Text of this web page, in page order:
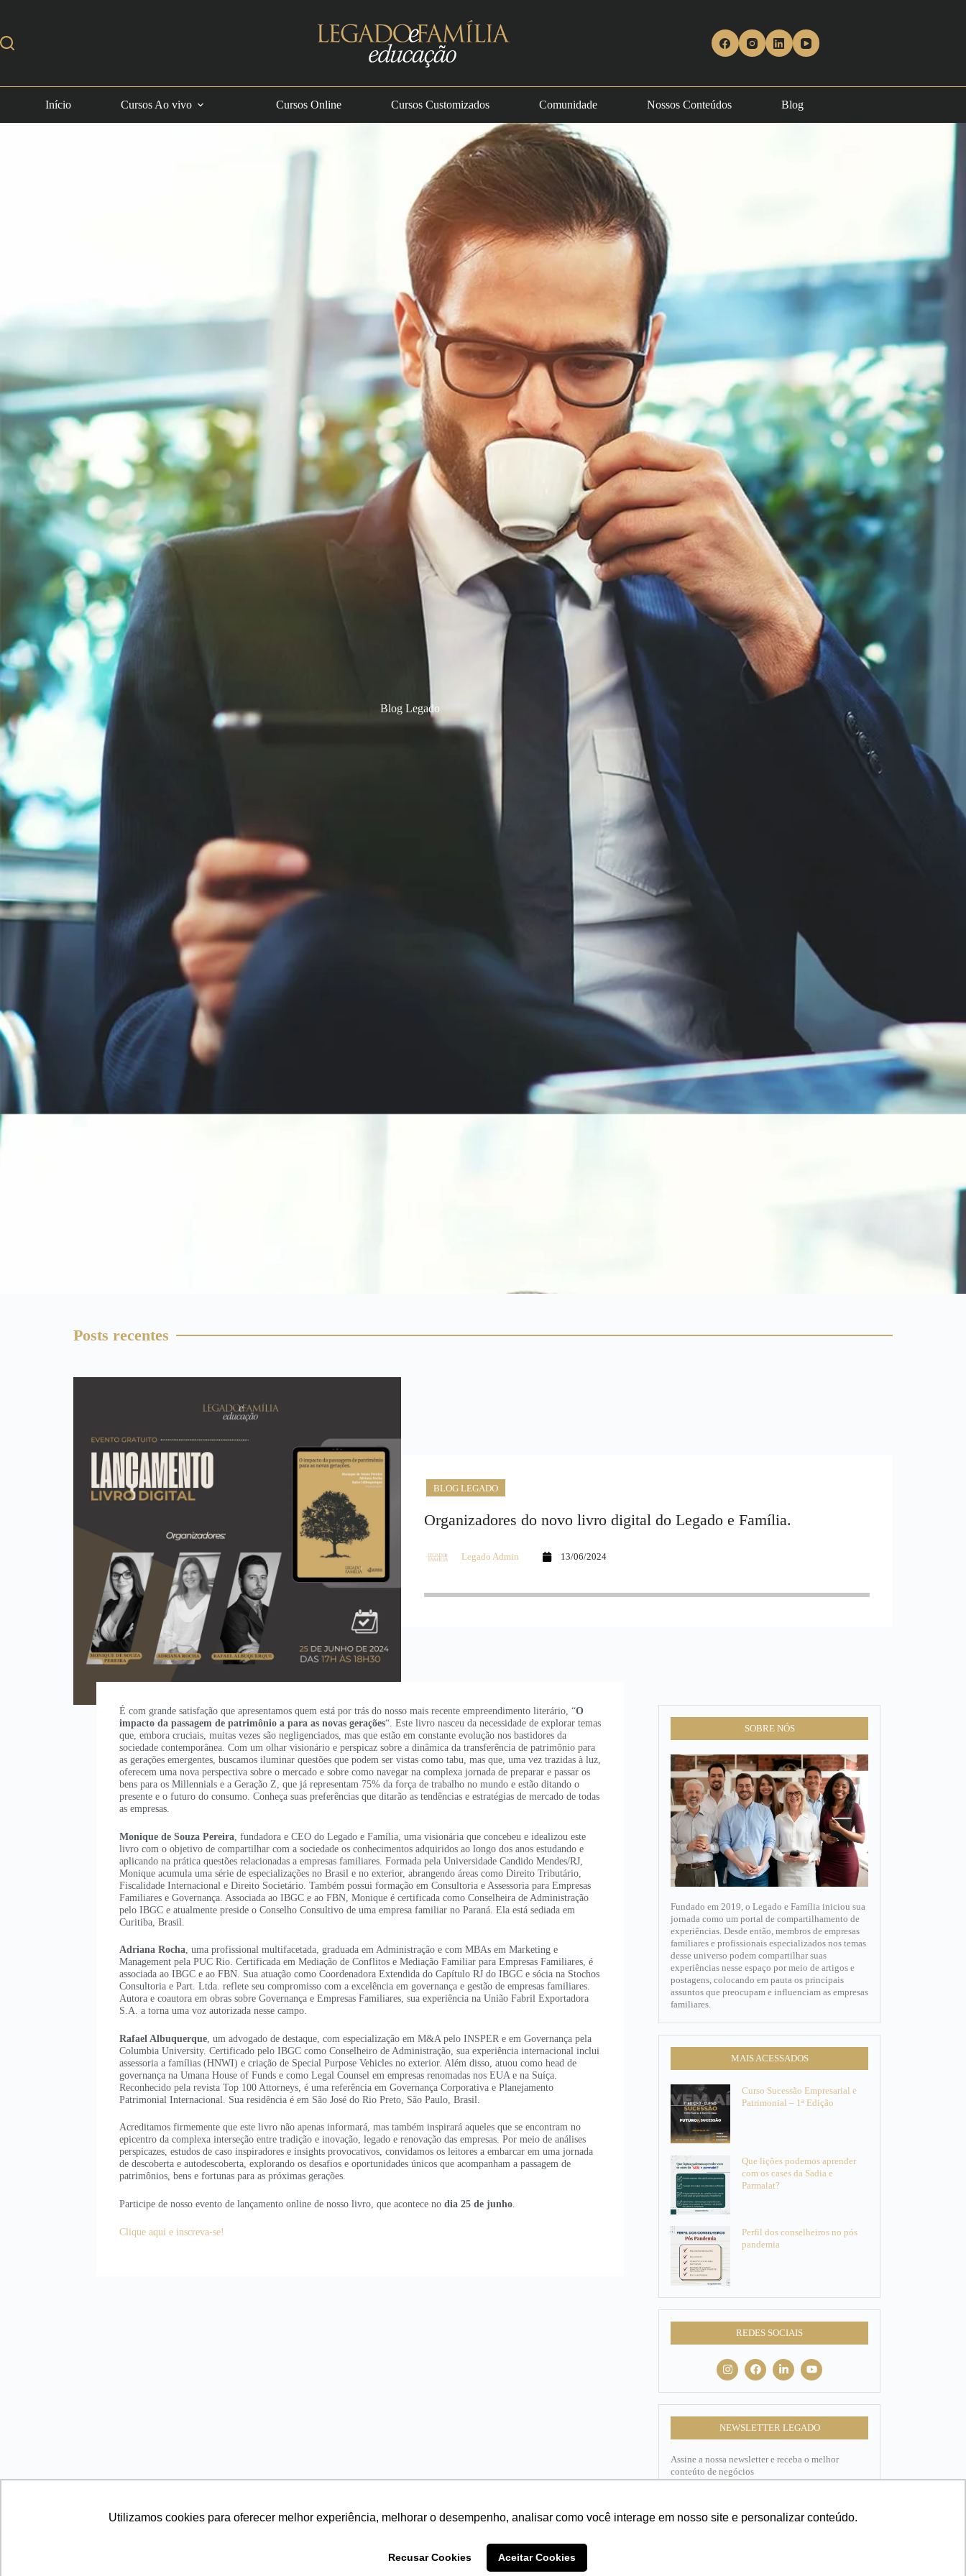
Utilizamos cookies para oferecer melhor experiência, melhorar o desempenho, analisar como você interage em nosso site e personalizar conteúdo.
Recusar Cookies Aceitar Cookies
Início Cursos Ao vivo Cursos Online Cursos Customizados Comunidade Nossos Conteúdos Blog
Blog Legado
Posts recentes
BLOG LEGADO
Organizadores do novo livro digital do Legado e Família.
Legado Admin 13/06/2024
É com grande satisfação que apresentamos quem está por trás do nosso mais recente empreendimento literário, “O
impacto da passagem de patrimônio a para as novas gerações“. Este livro nasceu da necessidade de explorar temas
que, embora cruciais, muitas vezes são negligenciados, mas que estão em constante evolução nos bastidores da
sociedade contemporânea. Com um olhar visionário e perspicaz sobre a dinâmica da transferência de patrimônio para
as gerações emergentes, buscamos iluminar questões que podem ser vistas como tabu, mas que, uma vez trazidas à luz,
oferecem uma nova perspectiva sobre o mercado e sobre como navegar na complexa jornada de preparar e passar os
bens para os Millennials e a Geração Z, que já representam 75% da força de trabalho no mundo e estão ditando o
presente e o futuro do consumo. Conheça suas preferências que ditarão as tendências e estratégias de mercado de todas
as empresas.
Monique de Souza Pereira , fundadora e CEO do Legado e Família, uma visionária que concebeu e idealizou este
livro com o objetivo de compartilhar com a sociedade os conhecimentos adquiridos ao longo dos anos estudando e
aplicando na prática questões relacionadas a empresas familiares. Formada pela Universidade Candido Mendes/RJ,
Monique acumula uma série de especializações no Brasil e no exterior, abrangendo áreas como Direito Tributário,
Fiscalidade Internacional e Direito Societário. Também possui formação em Consultoria e Assessoria para Empresas
Familiares e Governança. Associada ao IBGC e ao FBN, Monique é certificada como Conselheira de Administração
pelo IBGC e atualmente preside o Conselho Consultivo de uma empresa familiar no Paraná. Ela está sediada em
Curitiba, Brasil.
Adriana Rocha , uma profissional multifacetada, graduada em Administração e com MBAs em Marketing e
Management pela PUC Rio. Certificada em Mediação de Conflitos e Mediação Familiar para Empresas Familiares, é
associada ao IBGC e ao FBN. Sua atuação como Coordenadora Extendida do Capítulo RJ do IBGC e sócia na Stochos
Consultoria e Part. Ltda. reflete seu compromisso com a excelência em governança e gestão de empresas familiares.
Autora e coautora em obras sobre Governança e Empresas Familiares, sua experiência na União Fabril Exportadora
S.A. a torna uma voz autorizada nesse campo.
Rafael Albuquerque , um advogado de destaque, com especialização em M&A pelo INSPER e em Governança pela
Columbia University. Certificado pelo IBGC como Conselheiro de Administração, sua experiência internacional inclui
assessoria a famílias (HNWI) e criação de Special Purpose Vehicles no exterior. Além disso, atuou como head de
governança na Umana House of Funds e como Legal Counsel em empresas renomadas nos EUA e na Suíça.
Reconhecido pela revista Top 100 Attorneys, é uma referência em Governança Corporativa e Planejamento
Patrimonial Internacional. Sua residência é em São José do Rio Preto, São Paulo, Brasil.
Acreditamos firmemente que este livro não apenas informará, mas também inspirará aqueles que se encontram no
epicentro da complexa interseção entre tradição e inovação, legado e renovação das empresas. Por meio de análises
perspicazes, estudos de caso inspiradores e insights provocativos, convidamos os leitores a embarcar em uma jornada
de descoberta e autodescoberta, explorando os desafios e oportunidades únicos que acompanham a passagem de
patrimônios, bens e fortunas para as próximas gerações.
Participe de nosso evento de lançamento online de nosso livro, que acontece no dia 25 de junho
Clique aqui e inscreva-se!
SOBRE NÓS
Fundado em 2019, o Legado e Família iniciou sua
jornada como um portal de compartilhamento de
experiências. Desde então, membros de empresas
familiares e profissionais especializados nos temas
desse universo podem compartilhar suas
experiências nesse espaço por meio de artigos e
postagens, colocando em pauta os principais
assuntos que preocupam e influenciam as empresas
familiares.​
MAIS ACESSADOS
Curso Sucessão Empresarial e
Patrimonial – 1ª Edição
Que lições podemos aprender
com os cases da Sadia e
Parmalat?
Perfil dos conselheiros no pós
pandemia
REDES SOCIAIS
NEWSLETTER LEGADO
Assine a nossa newsletter e receba o melhor
conteúto de negócios